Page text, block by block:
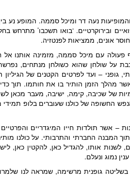
והמופיעות נעה דר ומיכל סממה. המופע נע
ובירוקרטיים. ‘בואו תשכבו’ מתרחש
אונים, ממציאות לפנטזיה.
פעולה עם מיכל סממה, מזמינה אותנו אל
על שולחן שהוא כשולחן מנתחים,
– ועד לפרטים הקטנים של הגיליון
מהלך הזמן הותיר בו את חותמו. תוך
של שכיבה, קימה, ישיבה, מעבר מכאן
החשופה של כולנו שעוברים בלופ תמידי
– אשר תולדות חייו המיגדריים
המבנה החברתי והתרבותי. על כולנו
לשנות אותו, להגדיל כאן, להקטין כאן,
נמוג ונעלם.
גופנית מרשימה, שמראה לנו שלמרות